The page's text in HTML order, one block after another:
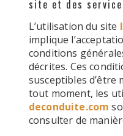
site et des
L’utilisation du site
implique
conditions
décrites. Ces
susceptibles d’être
tout moment, les
deconduite.com
consulter de